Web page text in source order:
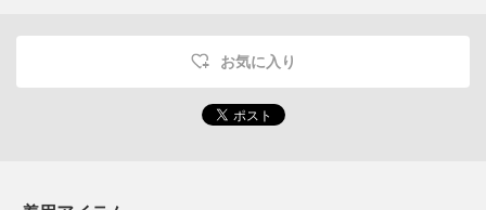
お気に入り